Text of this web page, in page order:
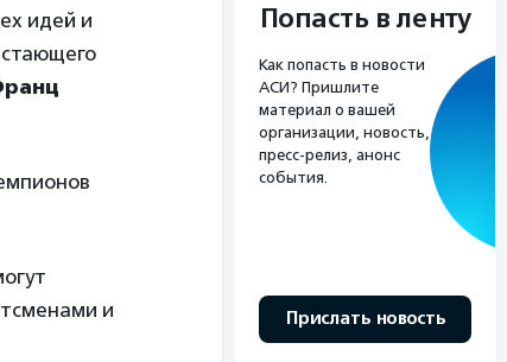
идей и
и
Попасть в ленту
Как попасть в новости
АСИ? Пришлите
материал о вашей
организации, новость,
пресс-релиз, анонс
события.
Прислать новость